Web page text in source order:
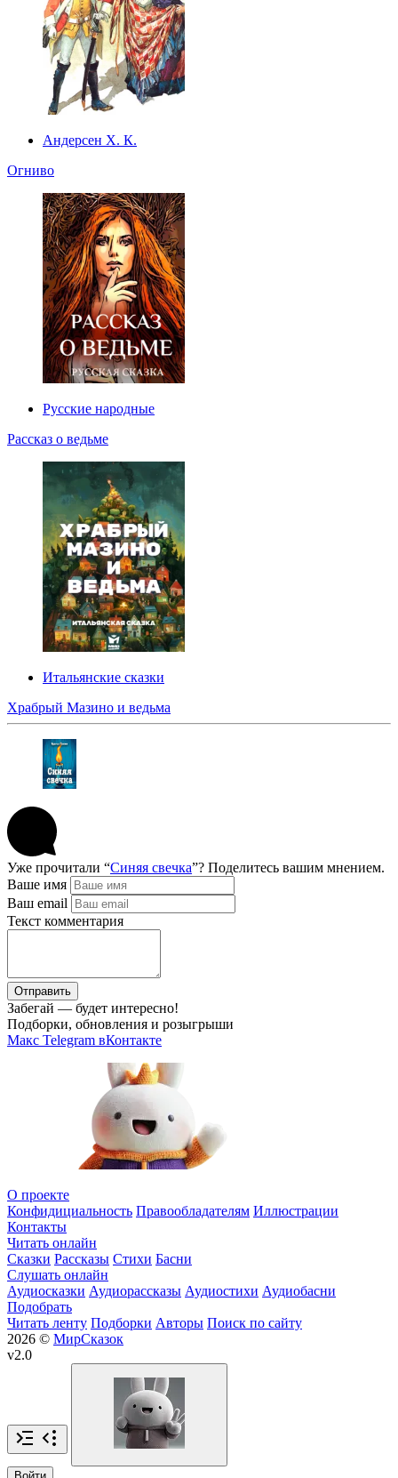
Андерсен Х. К.
Огниво
Русские народные
Рассказ о ведьме
Итальянские сказки
Храбрый Мазино и ведьма
Уже прочитали “Синяя свечка”? Поделитесь вашим мнением.
Ваше имя
Ваш email
Текст комментария
Отправить
Забегай — будет интересно!
Подборки, обновления и розыгрыши
Макс Telegram вКонтакте
О проекте
Конфидициальность Правообладателям Иллюстрации
Контакты
Читать онлайн
Сказки Рассказы Стихи Басни
Слушать онлайн
Аудиосказки Аудиорассказы Аудиостихи Аудиобасни
Подобрать
Читать ленту Подборки Авторы Поиск по сайту
2026 © МирСказок
v2.0